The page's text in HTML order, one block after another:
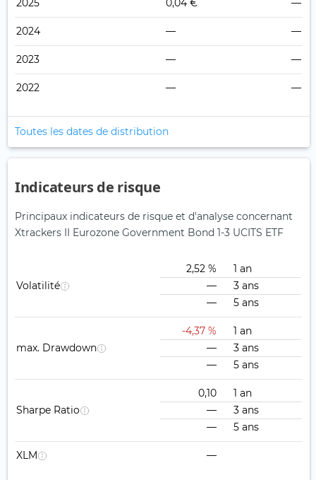
2025 0,04 € —
2024 — —
2023 — —
2022 — —
Toutes les dates de distribution
Indicateurs de risque
Principaux indicateurs de risque et d'analyse concernant
Xtrackers II Eurozone Government Bond 1-3 UCITS ETF
Volatilité
2,52 %
1 an
—
3 ans
—
5 ans
max. Drawdown
-4,37 %
1 an
—
3 ans
—
5 ans
Sharpe Ratio
0,10
1 an
—
3 ans
—
5 ans
XLM —